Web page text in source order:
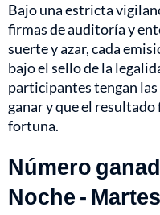
Bajo una estricta
firmas de auditoría y
suerte y azar, cada
bajo el sello de la
participantes tengan
ganar y que el
fortuna.
Número
Noche -